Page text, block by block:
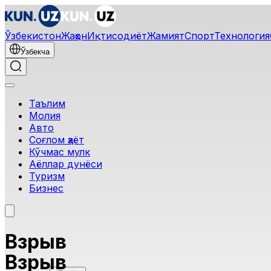
ЎзбекистонЖаҳонИқтисодиётЖамиятСпортТехнология
Ўзбекча
Таълим
Молия
Авто
Соғлом ҳаёт
Кўчмас мулк
Аёллар дунёси
Туризм
Бизнес
Взрыв
Взрыв